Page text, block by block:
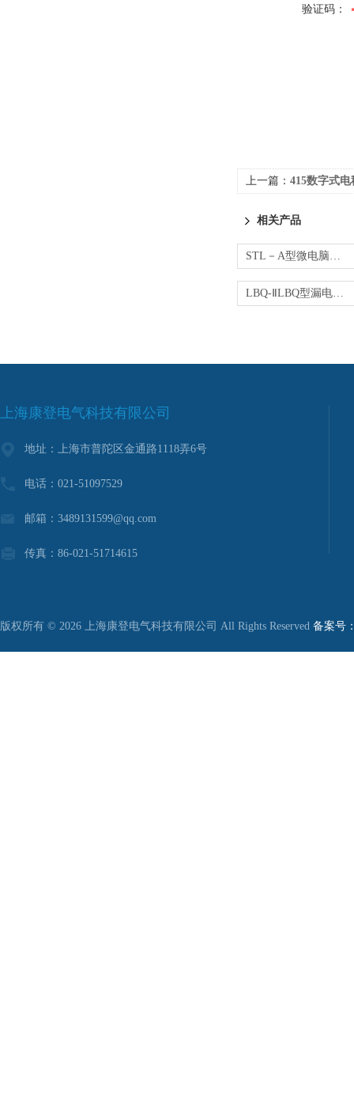
验证码：
上一篇： 415数字式电
相关产品
STL－A型微电脑漏保测试仪
LBQ-ⅡLBQ型漏电保护器测试仪
上海康登电气科技有限公司
地址：上海市普陀区金通路1118弄6号
电话：021-51097529
邮箱：3489131599@qq.com
传真：86-021-51714615
版权所有 © 2026 上海康登电气科技有限公司 All Rights Reserved 备案号